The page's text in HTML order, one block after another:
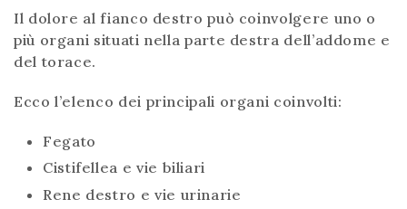
Il dolore al fianco destro può coinvolgere uno o
più organi situati nella parte destra dell’addome e
del torace.
Ecco l’elenco dei principali organi coinvolti:
Fegato
Cistifellea e vie biliari
Rene destro e vie urinarie